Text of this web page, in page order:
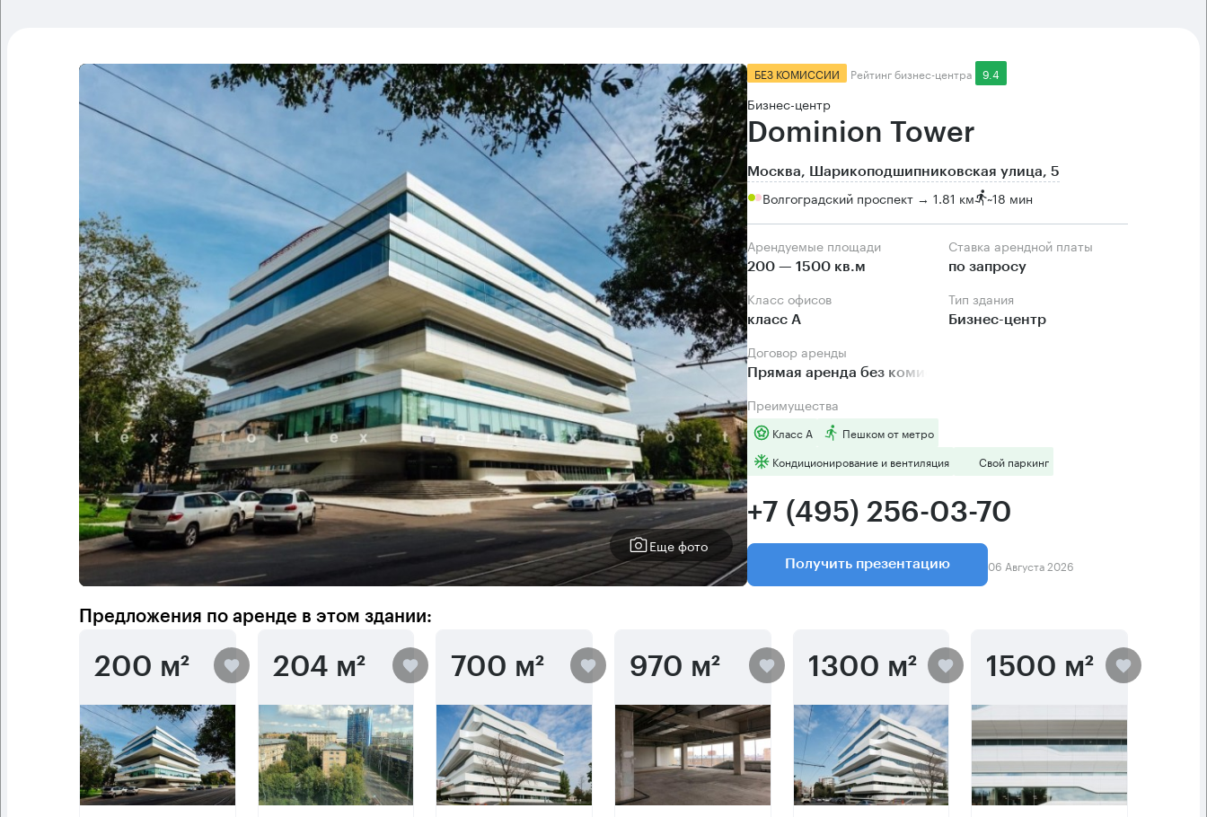
Еще фото
БЕЗ КОМИССИИ Рейтинг бизнес-центра 9.4
Бизнес-центр
Dominion Tower
Москва, Шарикоподшипниковская улица, 5
Волгоградский проспект → 1.81 км ~18 мин
Арендуемые площади
200 — 1500 кв.м
Ставка арендной платы
по запросу
Класс офисов
класс А
Тип здания
Бизнес-центр
Договор аренды
Прямая аренда без комиссии
Преимущества
Класс А
Пешком от метро
Кондиционирование и вентиляция
Свой паркинг
+7 (495) 256-03-70
Получить презентацию 06 Августа 2026
Предложения по аренде в этом здании:
200 м² 204 м² 700 м² 970 м² 1300 м² 1500 м²